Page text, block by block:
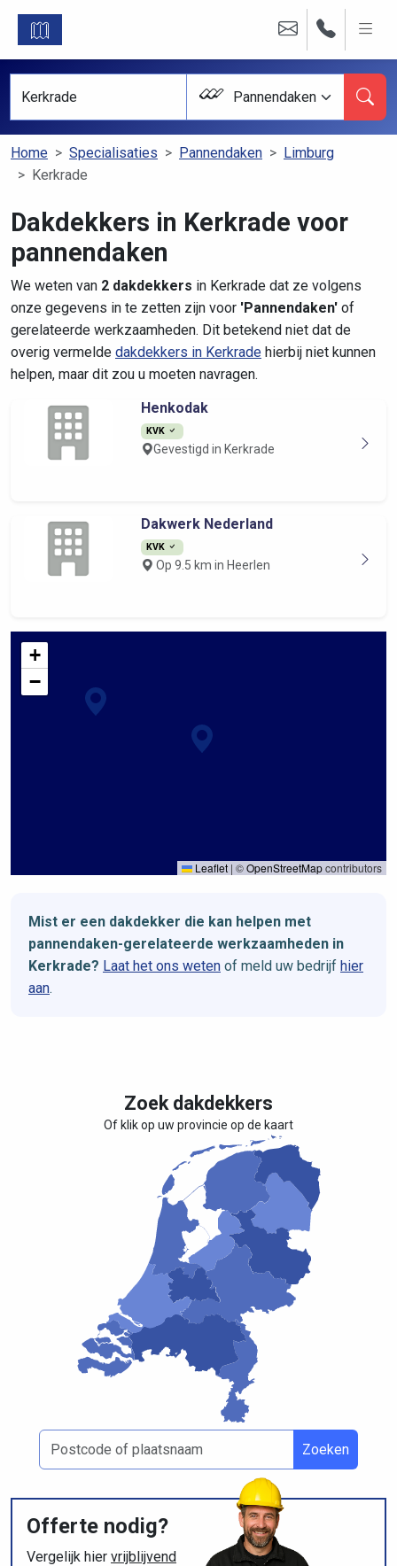
Pannendaken
Home Specialisaties Pannendaken
Limburg
Kerkrade
Dakdekkers in Kerkrade voor
pannendaken
We weten van 2 dakdekkers in Kerkrade dat ze volgens
onze gegevens in te zetten zijn voor 'Pannendaken' of
gerelateerde werkzaamheden. Dit betekend niet dat de
overig vermelde dakdekkers in Kerkrade hierbij niet kunnen
helpen, maar dit zou u moeten navragen.
Henkodak
KVK
Gevestigd in Kerkrade
Dakwerk Nederland
KVK
Op 9.5 km in Heerlen
+
−
Leaflet | ©OpenStreetMapcontributors
Mist er een dakdekker die kan helpen met
pannendaken-gerelateerde werkzaamheden in
Kerkrade? Laat het ons weten of meld uw bedrijf hier
aan.
Zoek dakdekkers
Of klik op uw provincie op de kaart
Zoeken
Offerte nodig?
Vergelijk hier vrijblijvend